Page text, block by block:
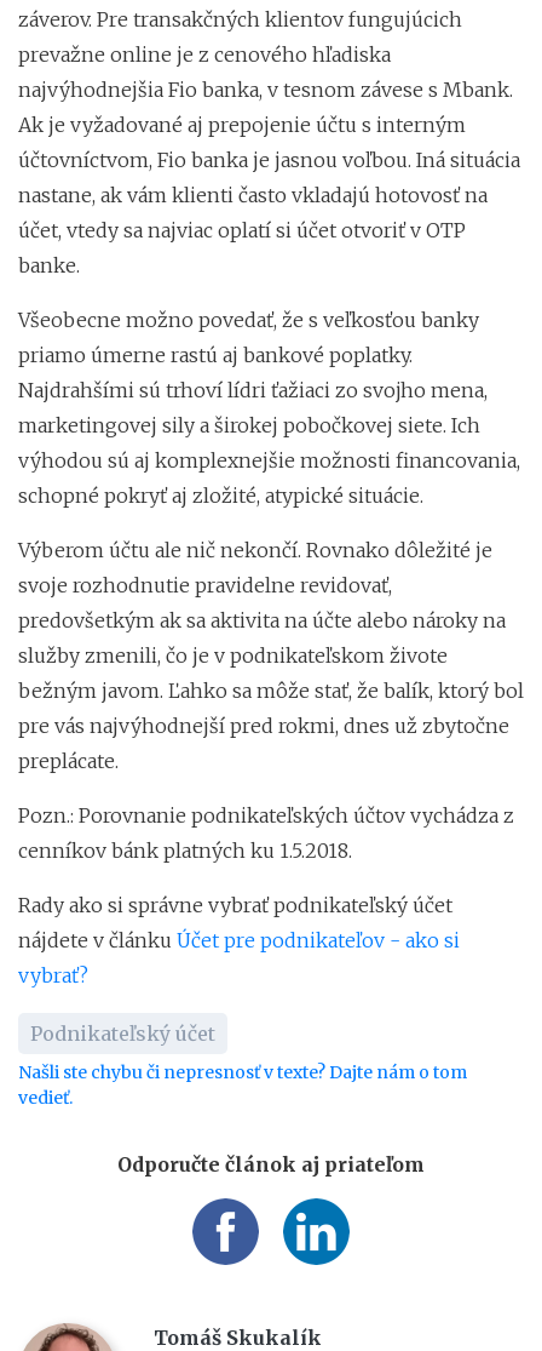
záverov. Pre transakčných klientov fungujúcich
prevažne online je z cenového hľadiska
najvýhodnejšia Fio banka, v tesnom závese s Mbank.
Ak je vyžadované aj prepojenie účtu s interným
účtovníctvom, Fio banka je jasnou voľbou. Iná situácia
nastane, ak vám klienti často vkladajú hotovosť na
účet, vtedy sa najviac oplatí si účet otvoriť v OTP
banke.
Všeobecne možno povedať, že s veľkosťou banky
priamo úmerne rastú aj bankové poplatky.
Najdrahšími sú trhoví lídri ťažiaci zo svojho mena,
marketingovej sily a širokej pobočkovej siete. Ich
výhodou sú aj komplexnejšie možnosti financovania,
schopné pokryť aj zložité, atypické situácie.
Výberom účtu ale nič nekončí. Rovnako dôležité je
svoje rozhodnutie pravidelne revidovať,
predovšetkým ak sa aktivita na účte alebo nároky na
služby zmenili, čo je v podnikateľskom živote
bežným javom. Ľahko sa môže stať, že balík, ktorý bol
pre vás najvýhodnejší pred rokmi, dnes už zbytočne
preplácate.
Pozn.: Porovnanie podnikateľských účtov vychádza z
cenníkov bánk platných ku 1.5.2018.
Rady ako si správne vybrať podnikateľský účet
nájdete v článku Účet pre podnikateľov - ako si
vybrať?
Podnikateľský účet
Našli ste chybu či nepresnosť v texte? Dajte nám o tom
vedieť.
Odporučte článok aj priateľom
Tomáš Skukalík